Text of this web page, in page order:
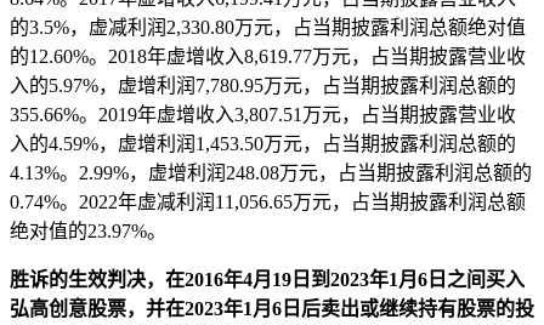
的3.5%，虚减利润2,330.80万元，占当期披露利润总额绝对值
的12.60%。2018年虚增收入8,619.77万元，占当期披露营业收
入的5.97%，虚增利润7,780.95万元，占当期披露利润总额的
355.66%。2019年虚增收入3,807.51万元，占当期披露营业收
入的4.59%，虚增利润1,453.50万元，占当期披露利润总额的
4.13%。2.99%，虚增利润248.08万元，占当期披露利润总额的
0.74%。2022年虚减利润11,056.65万元，占当期披露利润总额
绝对值的23.97%。
胜诉的生效判决，在2016年4月19日到2023年1月6日之间买入
弘高创意股票，并在2023年1月6日后卖出或继续持有股票的投